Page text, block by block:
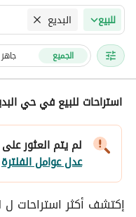
للبيع البديع
الجميع جاهز
استراحات للبيع في حي
لم يتم العثور
عدل عوامل الفلترة
إكتشف أكثر استراحات ل